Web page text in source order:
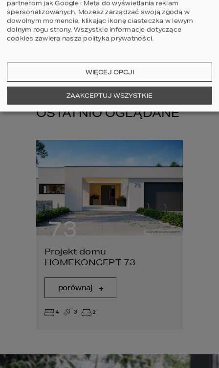
ZOBACZ WIĘCEJ
OSTATNIO OGLĄDANE
73
Projekt domu
HOMEKONCEPT 73
porównaj
4 3 2
partnerom jak Google i Meta do wyświetlania reklam
spersonalizowanych. Możesz zarządzać swoją zgodą w
dowolnym momencie, klikając ikonę ciasteczka w lewym
dolnym rogu strony. Wszystkie informacje dotyczące
cookies zawiera nasza polityka prywatności.
WIĘCEJ OPCJI
ZAAKCEPTUJ WSZYSTKIE